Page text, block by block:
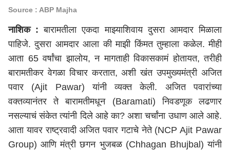
Source : ABP Majha
नाशिक : बारामतीला एकदा माझ्याशिवाय दुसरा आमदार मिळाला
पाहिजे. दुसरा आमदार आला की माझी किंमत तुम्हाला कळेल. मीही
आता 65 वर्षांचा झालोय, न मागताही विकासकामं होतायत, तरीही
बारामतीकर वेगळा विचार करतात, अशी खंत उपमुख्यमंत्री अजित
पवार (Ajit Pawar) यांनी व्यक्त केली. अजित पवारांच्या
वक्तव्यानंतर ते बारामतीमधून (Baramati) निवडणूक लढणार
नसल्याचं संकेत त्यांनी दिले आहे का? अशा चर्चांना उधाण आले आहे.
आता यावर राष्ट्रवादी अजित पवार गटाचे नेते (NCP Ajit Pawar
Group) आणि मंत्री छगन भुजबळ (Chhagan Bhujbal) यांनी